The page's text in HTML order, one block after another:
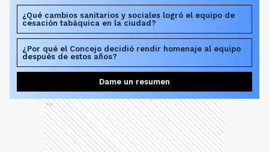
¿Qué cambios sanitarios y sociales logró el equipo de
cesación tabáquica en la ciudad?
¿Por qué el Concejo decidió rendir homenaje al equipo
después de estos años?
Dame un resumen
Ads